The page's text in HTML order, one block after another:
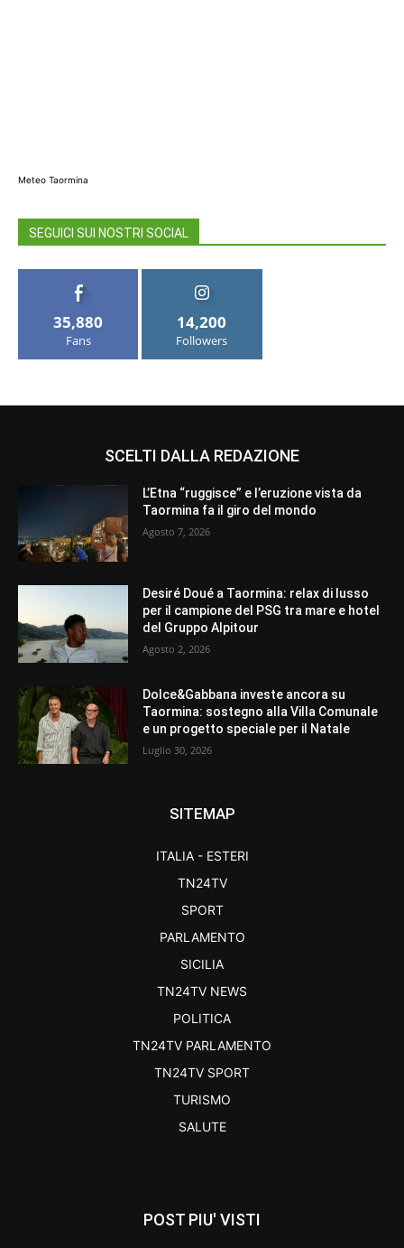
Meteo Taormina
SEGUICI SUI NOSTRI SOCIAL
35,880
Fans
14,200
Followers
SCELTI DALLA REDAZIONE
L’Etna “ruggisce” e l’eruzione vista da
Taormina fa il giro del mondo
Agosto 7, 2026
Desiré Doué a Taormina: relax di lusso
per il campione del PSG tra mare e hotel
del Gruppo Alpitour
Agosto 2, 2026
Dolce&Gabbana investe ancora su
Taormina: sostegno alla Villa Comunale
e un progetto speciale per il Natale
Luglio 30, 2026
SITEMAP
ITALIA - ESTERI
TN24TV
SPORT
PARLAMENTO
SICILIA
TN24TV NEWS
POLITICA
TN24TV PARLAMENTO
TN24TV SPORT
TURISMO
SALUTE
POST PIU' VISTI